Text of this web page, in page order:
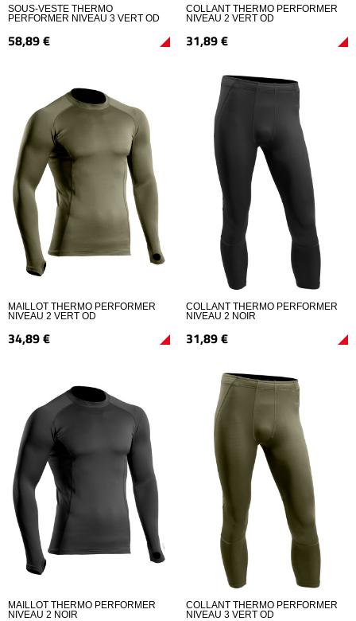
SOUS-VESTE THERMO
PERFORMER NIVEAU 3 VERT OD
58,89€
COLLANT THERMO PERFORMER
NIVEAU 2 VERT OD
31,89€
MAILLOT THERMO PERFORMER
NIVEAU 2 VERT OD
34,89€
COLLANT THERMO PERFORMER
NIVEAU 2 NOIR
31,89€
MAILLOT THERMO PERFORMER
NIVEAU 2 NOIR
COLLANT THERMO PERFORMER
NIVEAU 3 VERT OD